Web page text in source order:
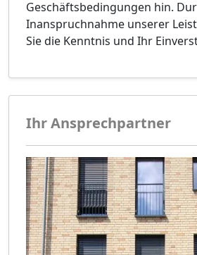
Geschäftsbedingungen hin.
Inanspruchnahme unserer
Sie die Kenntnis und Ihr
Ihr Ansprechpartner